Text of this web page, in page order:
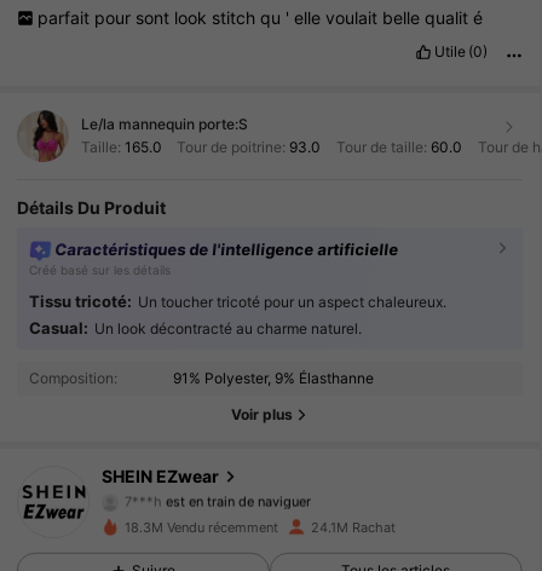
parfait pour sont look stitch qu ' elle voulait belle qualit é
Utile (0)
Le/la mannequin porte:S
Taille: 165.0 Tour de poitrine: 93.0 Tour de taille: 60.0 Tour de
Détails Du Produit
Caractéristiques de l'intelligence artificielle
Créé basé sur les détails
Tissu tricoté: Un toucher tricoté pour un aspect chaleureux.
Casual: Un look décontracté au charme naturel.
Composition: 91% Polyester, 9% Élasthanne
Voir plus
SHEIN EZwear
4.91 1.9M Suiveurs
1.9M Suiveurs
1.9M Suiveurs
18.3M Vendu récemment 24.1M Rachat